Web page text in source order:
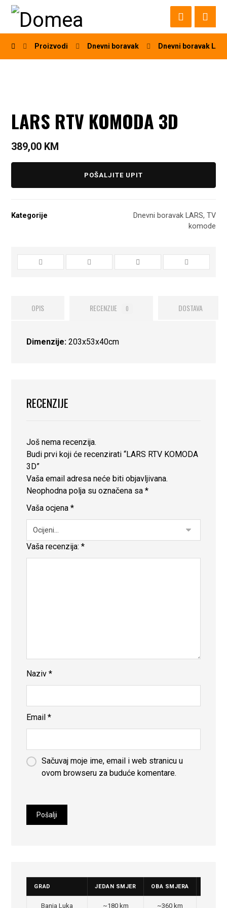
Proizvodi Dnevni boravak Dnevni boravak
LARS RTV KOMODA 3D
389,00 KM
POŠALJITE UPIT
Kategorije Dnevni boravak LARS, TV
komode
OPIS RECENZIJE 0 DOSTAVA
Dimenzije:203x53x40cm
RECENZIJE
Još nema recenzija.
Budi prvi koji će recenzirati “LARS RTV KOMODA
3D”
Vaša email adresa neće biti objavljivana.
Neophodna polja su označena sa*
Vaša ocjena*
Vaša recenzija:*
Naziv*
Email*
Sačuvaj moje ime, email i web stranicu u
ovom browseru za buduće komentare.
GRAD JEDAN SMJER OBA SMJERA
Banja Luka ~180 km ~360 km